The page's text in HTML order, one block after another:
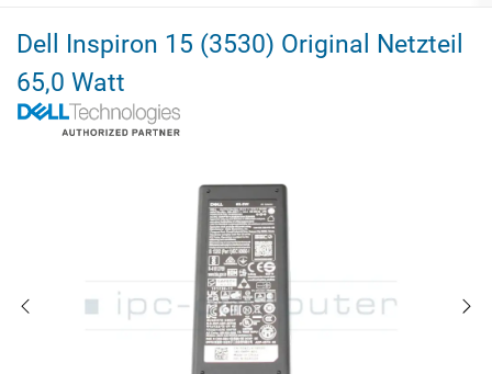
Dell Inspiron 15 (3530) Original Netzteil
65,0 Watt